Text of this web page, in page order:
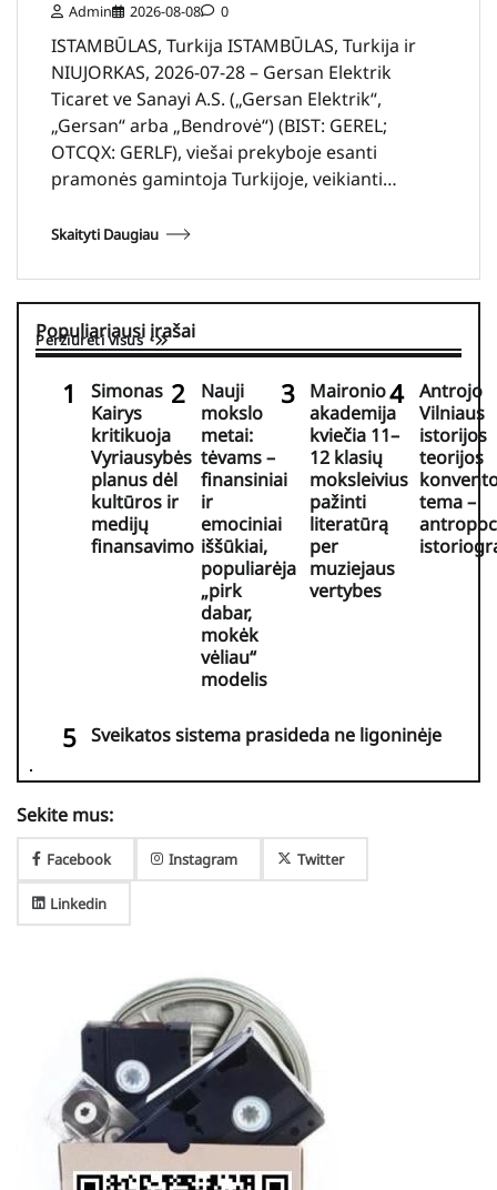
Admin 2026-08-08 0
ISTAMBŪLAS, Turkija ISTAMBŪLAS, Turkija ir
NIUJORKAS, 2026-07-28 – Gersan Elektrik
Ticaret ve Sanayi A.S. („Gersan Elektrik“,
„Gersan“ arba „Bendrovė“) (BIST: GEREL;
OTCQX: GERLF), viešai prekyboje esanti
pramonės gamintoja Turkijoje, veikianti…
Skaityti Daugiau
Populiariausi įrašai
Peržiūrėti visus
Simonas
Kairys
kritikuoja
Vyriausybės
planus dėl
kultūros ir
medijų
finansavimo
Nauji
mokslo
metai:
tėvams –
finansiniai
ir
emociniai
iššūkiai,
populiarėja
„pirk
dabar,
mokėk
vėliau“
modelis
Maironio
akademija
kviečia 11–
12 klasių
moksleivius
pažinti
literatūrą
per
muziejaus
vertybes
Antrojo
Vilniaus
istorijos
teorijos
tema –
Sveikatos sistema prasideda ne ligoninėje
Sekite mus:
Facebook Instagram Twitter
Linkedin